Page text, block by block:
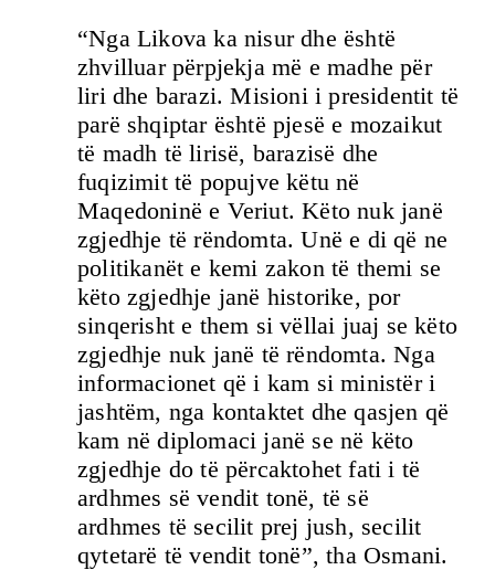
“Nga Likova ka nisur dhe është
zhvilluar përpjekja më e madhe për
liri dhe barazi. Misioni i presidentit të
parë shqiptar është pjesë e mozaikut
të madh të lirisë, barazisë dhe
fuqizimit të popujve këtu në
Maqedoninë e Veriut. Këto nuk janë
zgjedhje të rëndomta. Unë e di që ne
politikanët e kemi zakon të themi se
këto zgjedhje janë historike, por
sinqerisht e them si vëllai juaj se këto
zgjedhje nuk janë të rëndomta. Nga
informacionet që i kam si ministër i
jashtëm, nga kontaktet dhe qasjen që
kam në diplomaci janë se në këto
zgjedhje do të përcaktohet fati i të
ardhmes së vendit tonë, të së
ardhmes të secilit prej jush, secilit
qytetarë të vendit tonë”, tha Osmani.